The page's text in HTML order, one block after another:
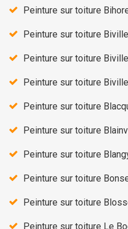
Peinture sur toiture
Peinture sur toiture
Peinture sur toiture
Peinture sur toiture
Peinture sur toiture
Peinture sur toiture
Peinture sur toiture
Peinture sur toiture
Peinture sur toiture
Peinture sur toiture Le